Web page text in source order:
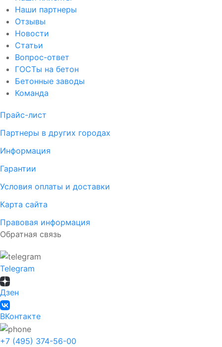
Наши партнеры
Отзывы
Новости
Статьи
Вопрос-ответ
ГОСТы на бетон
Бетонные заводы
Команда
Прайс-лист
Партнеры в других городах
Информация
Гарантии
Условия оплаты и доставки
Карта сайта
Правовая информация
Обратная связь
Telegram
Дзен
ВКонтакте
+7 (495) 374-56-00